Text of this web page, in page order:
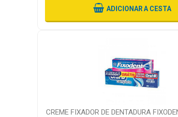
ADICIONARA CESTA
CREME FIXADOR DE DENTADURA